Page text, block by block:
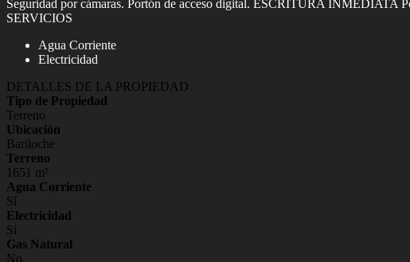
Seguridad por cámaras. Portón de acceso digital. ESCRITURA INMEDIATA
SERVICIOS
Agua Corriente
Electricidad
DETALLES DE LA PROPIEDAD
Tipo de Propiedad
Terreno
Ubicación
Bariloche
Terreno
1651 m²
Agua Corriente
Sí
Electricidad
Sí
Gas Natural
No